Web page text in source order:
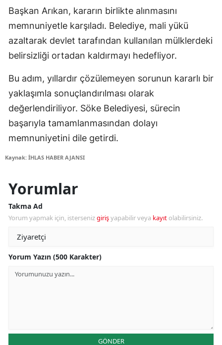
Başkan Arıkan, kararın birlikte alınmasını
memnuniyetle karşıladı. Belediye, mali yükü
azaltarak devlet tarafından kullanılan mülklerdeki
belirsizliği ortadan kaldırmayı hedefliyor.
Bu adım, yıllardır çözülemeyen sorunun kararlı bir
yaklaşımla sonuçlandırılması olarak
değerlendiriliyor. Söke Belediyesi, sürecin
başarıyla tamamlanmasından dolayı
memnuniyetini dile getirdi.
Kaynak: İHLAS HABER AJANSI
Yorumlar
Takma Ad
Yorum yapmak için, istersenizgirişyapabilir veya kayıt olabilirsiniz.
Yorum Yazın (500 Karakter)
GÖNDER